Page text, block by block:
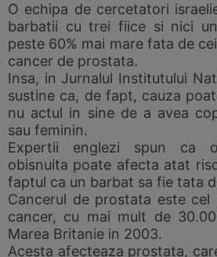
O echipa de cercetatori
barbatii cu trei fiice si nici
peste 60% mai mare fata de
cancer de prostata.
Insa, in Jurnalul Institutului
sustine ca, de fapt, cauza
nu actul in sine de a avea
sau feminin.
Expertii englezi spun ca
obisnuita poate afecta atat
faptul ca un barbat sa fie tata
Cancerul de prostata este
cancer, cu mai mult de
Marea Britanie in 2003.
Acesta afecteaza prostata,